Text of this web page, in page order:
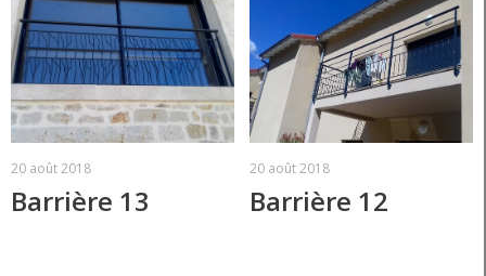
20 août 2018
Barrière 13
20 août 2018
Barrière 12